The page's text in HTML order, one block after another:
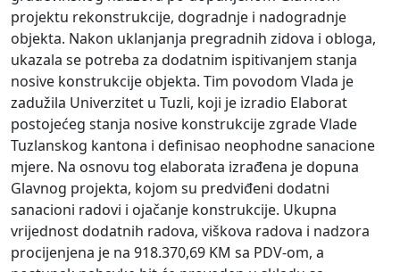
projektu rekonstrukcije, dogradnje i nadogradnje
objekta. Nakon uklanjanja pregradnih zidova i obloga,
ukazala se potreba za dodatnim ispitivanjem stanja
nosive konstrukcije objekta. Tim povodom Vlada je
zadužila Univerzitet u Tuzli, koji je izradio Elaborat
postojećeg stanja nosive konstrukcije zgrade Vlade
Tuzlanskog kantona i definisao neophodne sanacione
mjere. Na osnovu tog elaborata izrađena je dopuna
Glavnog projekta, kojom su predviđeni dodatni
sanacioni radovi i ojačanje konstrukcije. Ukupna
vrijednost dodatnih radova, viškova radova i nadzora
procijenjena je na 918.370,69 KM sa PDV-om, a